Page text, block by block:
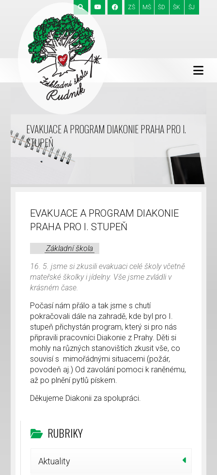
ZŠ MŠ ŠD ŠK ŠJ
EVAKUACE A PROGRAM DIAKONIE PRAHA PRO I.
STUPEŇ
EVAKUACE A PROGRAM DIAKONIE
PRAHA PRO I. STUPEŇ
Základní škola
16. 5. jsme si zkusili evakuaci celé školy včetně
mateřské školky i jídelny. Vše jsme zvládli v
krásném čase.
Počasí nám přálo a tak jsme s chutí
pokračovali dále na zahradě, kde byl pro I.
stupeň přichystán program, který si pro nás
připravili pracovníci Diakonie z Prahy. Děti si
mohly na různých stanovištích zkusit vše, co
souvisí s mimořádnými situacemi (požár,
povodeň aj.) Od zavolání pomoci k raněnému,
až po plnění pytlů pískem.
Děkujeme Diakonii za spolupráci.
RUBRIKY
Aktuality